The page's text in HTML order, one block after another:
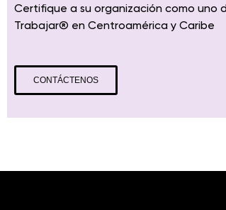
Certifique a su organización como uno
Trabajar® en Centroamérica y Caribe
CONTÁCTENOS